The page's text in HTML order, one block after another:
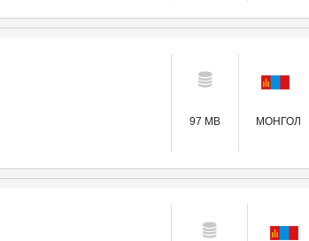
97 MB МОНГОЛ